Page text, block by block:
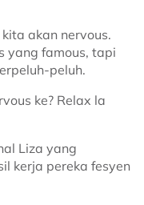
akan nervous.
yang famous, tapi
peluh.
ke? Relax la
Liza yang
kerja pereka fesyen